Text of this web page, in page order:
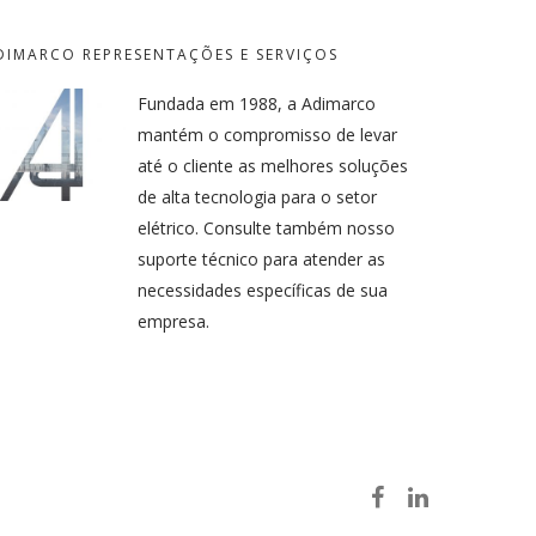
REPRESENTAÇÕES E SERVIÇOS
Fundada em 1988, a Adimarco
mantém o compromisso de levar
até o cliente as melhores soluções
de alta tecnologia para o setor
elétrico. Consulte também nosso
suporte técnico para atender as
necessidades específicas de sua
empresa.